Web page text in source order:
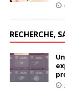
RECHERCHE,